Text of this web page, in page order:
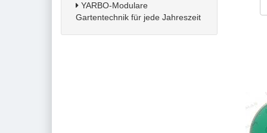
YARBO-Modulare
Gartentechnik für jede Jahreszeit